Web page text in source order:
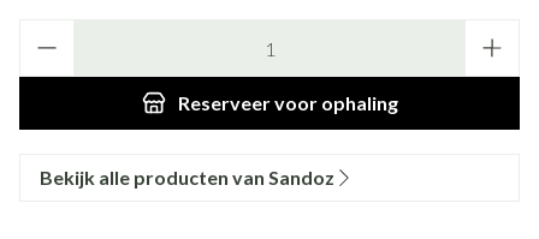
Reserveervoor ophaling
Bekijk alle producten van Sandoz